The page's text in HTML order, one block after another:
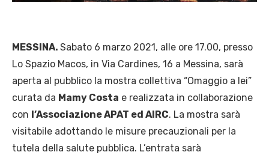
MESSINA. Sabato 6 marzo 2021, alle ore 17.00, presso
Lo Spazio Macos, in Via Cardines, 16 a Messina, sarà
aperta al pubblico la mostra collettiva “Omaggio a lei”
curata da Mamy Costa e realizzata in collaborazione
con l’Associazione APAT ed AIRC. La mostra sarà
visitabile adottando le misure precauzionali per la
tutela della salute pubblica. L’entrata sarà